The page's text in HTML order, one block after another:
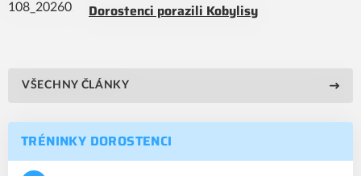
Dorostenci porazili Kobylisy
VŠECHNY ČLÁNKY
TRÉNINKY DOROSTENCI